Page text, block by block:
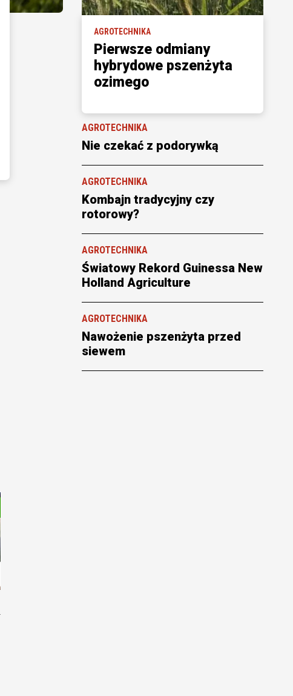
AGROTECHNIKA
Pierwsze odmiany
hybrydowe pszenżyta
ozimego
AGROTECHNIKA
Nie czekać z podorywką
AGROTECHNIKA
Kombajn tradycyjny czy
rotorowy?
AGROTECHNIKA
Światowy Rekord Guinessa New
Holland Agriculture
AGROTECHNIKA
Nawożenie pszenżyta przed
siewem